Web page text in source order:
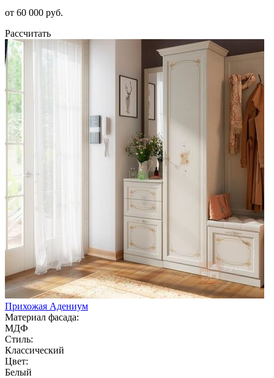
от 60 000 руб.
Рассчитать
Прихожая Адениум
Материал фасада:
МДФ
Стиль:
Классический
Цвет:
Белый